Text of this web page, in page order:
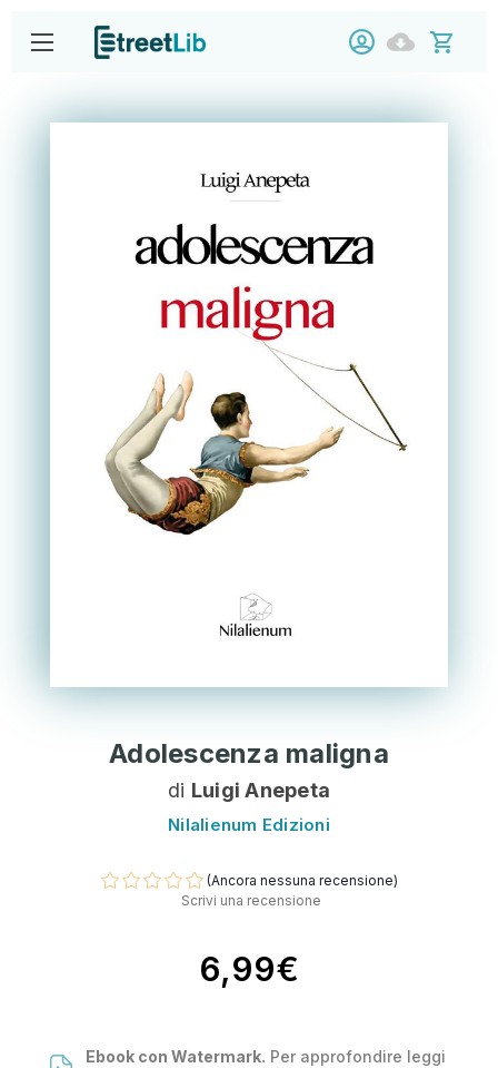
Adolescenza maligna
di Luigi Anepeta
Nilalienum Edizioni
(Ancora nessuna recensione)
Scrivi una recensione
6,99€
Ebook con Watermark. Per approfondire leggi